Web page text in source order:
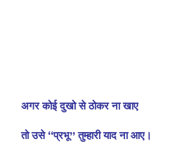
अगर कोई दुखो से ठोकर ना खाए
तो उसे “प्रभू” तुम्हारी याद ना आए।